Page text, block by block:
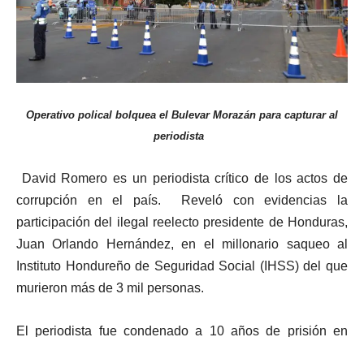
Operativo polical bolquea el Bulevar Morazán para capturar al
periodista
David Romero es un periodista crítico de los actos de
corrupción en el país. Reveló con evidencias la
participación del ilegal reelecto presidente de Honduras,
Juan Orlando Hernández, en el millonario saqueo al
Instituto Hondureño de Seguridad Social (IHSS) del que
murieron más de 3 mil personas.
El periodista fue condenado a 10 años de prisión en